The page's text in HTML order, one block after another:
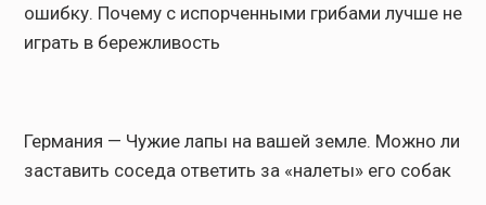
ошибку. Почему с испорченными грибами лучше не
играть в бережливость
Германия — Чужие лапы на вашей земле. Можно ли
заставить соседа ответить за «налеты» его собак